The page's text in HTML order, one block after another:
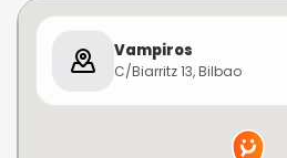
Vampiros
C/Biarritz 13, Bilbao